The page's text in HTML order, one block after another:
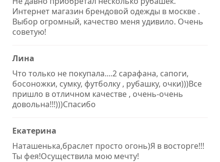
Интернет магазин брендовой одежды в москве .
Выбор огромный, качество меня удивило. Очень
советую!
Лина
Что только не покупала....2 сарафана, сапоги,
босоножки, сумку, футболку , рубашку, очки)))Все
пришло в отличном качестве , очень-очень
довольна!!!)))Спасибо
Екатерина
Наташенька,браслет просто огонь)Я в восторге!!!
Ты фея!Осуществила мою мечту!